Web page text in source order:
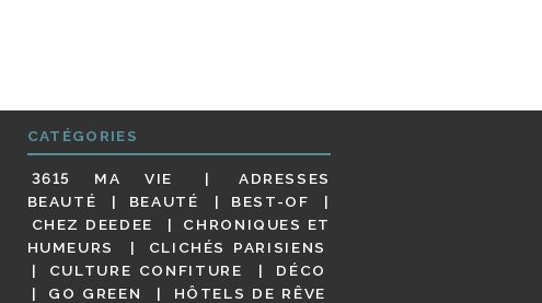
CATÉGORIES
3615 MA VIE
ADRESSES
BEAUTÉ
BEAUTÉ
BEST-OF
CHEZ DEEDEE
CHRONIQUES ET
HUMEURS
CLICHÉS PARISIENS
CULTURE CONFITURE
DÉCO
GO GREEN
HÔTELS DE RÊVE